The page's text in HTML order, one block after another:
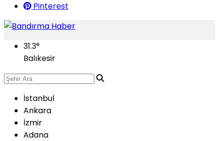
Pinterest
31.3°
Balıkesir
İstanbul
Ankara
İzmir
Adana